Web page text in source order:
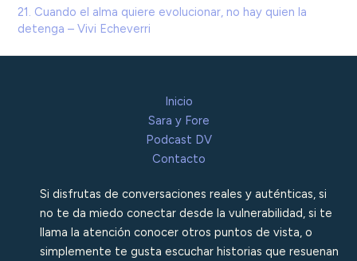
21. Cuando el alma quiere evolucionar, no hay quien la
detenga – Vivi Echeverri
Inicio
Sara y Fore
Podcast DV
Contacto
Si disfrutas de conversaciones reales y auténticas, si
no te da miedo conectar desde la vulnerabilidad, si te
llama la atención conocer otros puntos de vista, o
simplemente te gusta escuchar historias que resuenan